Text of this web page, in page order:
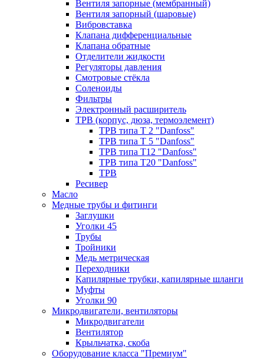
Вентиля запорные (мембранный)
Вентиля запорный (шаровые)
Вибровставка
Клапана дифференциальные
Клапана обратные
Отделители жидкости
Регуляторы давления
Смотровые стёкла
Соленоиды
Фильтры
Электронный расширитель
ТРВ (корпус, дюза, термоэлемент)
ТРВ типа Т 2 "Danfoss"
ТРВ типа Т 5 "Danfoss"
ТРВ типа Т12 "Danfoss"
ТРВ типа Т20 "Danfoss"
ТРВ
Ресивер
Масло
Медные трубы и фитинги
Заглушки
Уголки 45
Трубы
Тройники
Медь метрическая
Переходники
Капилярные трубки, капилярные шланги
Муфты
Уголки 90
Микродвигатели, вентиляторы
Микродвигатели
Вентилятор
Крыльчатка, скоба
Оборудование класса "Премиум"